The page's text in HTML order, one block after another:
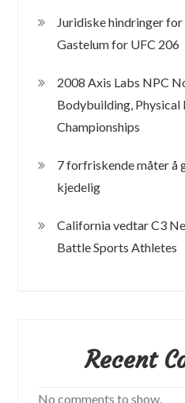
Juridiske hindringer
Gastelum for UFC 206
2008 Axis Labs NPC
Bodybuilding, Physical
Championships
7 forfriskende måter å
kjedelig
California vedtar C3
Battle Sports Athletes
Recent
No comments to show.